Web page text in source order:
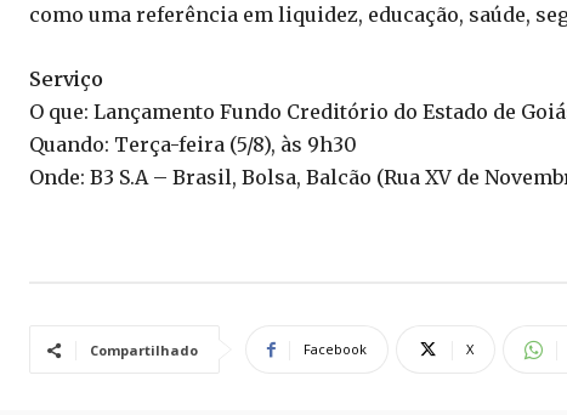
como uma referência em liquidez, educação, saúde,
Serviço
O que: Lançamento Fundo Creditório do Estado de
Quando: Terça-feira (5/8), às 9h30
Onde: B3 S.A – Brasil, Bolsa, Balcão (Rua XV de
Compartilhado Facebook X